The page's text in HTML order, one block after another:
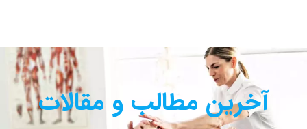
آخرین مطالب و مقالات